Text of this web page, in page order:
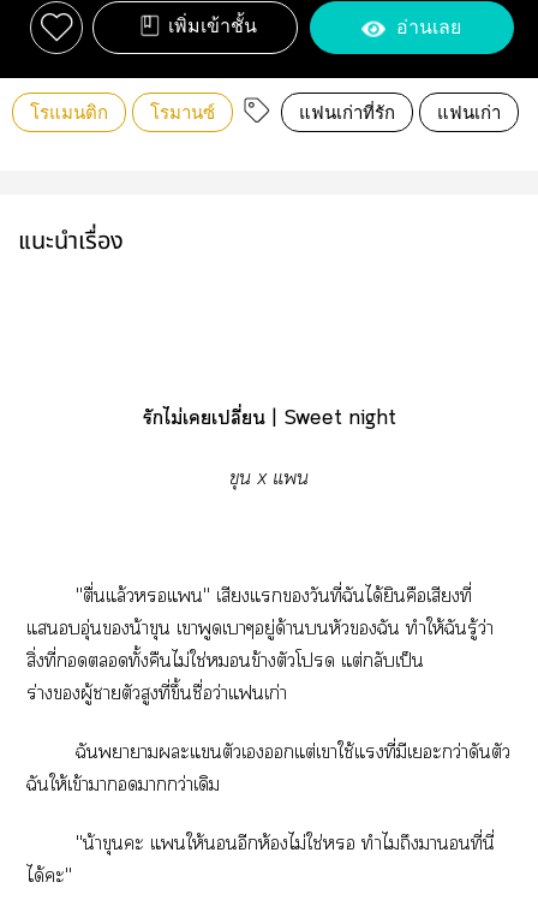
เพิ่มเข้าชั้น อ่านเลย
โรแมนติก โรมานซ์ แฟนเก่าที่รัก แฟนเก่า
แนะนำเรื่อง
รักไม่เเปลี่ยน | Sweet night
ขุน x แ
"ตื่นแล้วแ" เสียงแวันที่ฉันได้ยินคือเสียงที่
แอุ่นน้าขุน เาพูดเาๆอยู่ด้านหัวฉัน ทำให้ฉันรู้ว่า
สิ่งที่ทั้งคืนไม่ใช่ข้างตัวโ แต่กลับเป็น
ร่างผู้าตัวสูงที่ขึ้นชื่อว่าแเก่า
ฉันาาะแตัวเแต่เาใช้แที่มีเะกว่าดันตัว
ฉันให้เข้าาากว่าเดิม
"น้าขุนะ แให้อีกห้องไม่ใช่ ทำไมถึงาอนที่นี่
ได้ะ"